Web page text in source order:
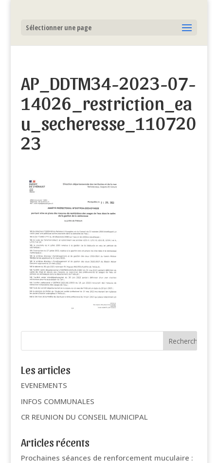
Sélectionner une page
AP_DDTM34-2023-07-
14026_restriction_ea
u_secheresse_110720
23
Les articles
EVENEMENTS
INFOS COMMUNALES
CR REUNION DU CONSEIL MUNICIPAL
Articles récents
Prochaines séances de renforcement muculaire :